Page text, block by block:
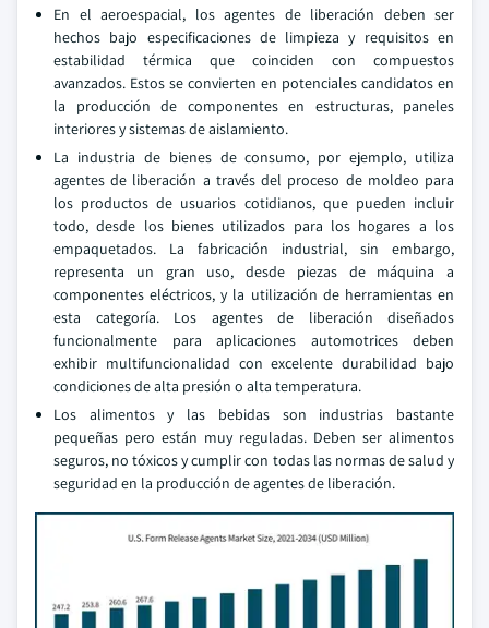
En el aeroespacial, los agentes de liberación deben ser
hechos bajo especificaciones de limpieza y requisitos en
estabilidad térmica que coinciden con compuestos
avanzados. Estos se convierten en potenciales candidatos en
la producción de componentes en estructuras, paneles
interiores y sistemas de aislamiento.
La industria de bienes de consumo, por ejemplo, utiliza
agentes de liberación a través del proceso de moldeo para
los productos de usuarios cotidianos, que pueden incluir
todo, desde los bienes utilizados para los hogares a los
empaquetados. La fabricación industrial, sin embargo,
representa un gran uso, desde piezas de máquina a
componentes eléctricos, y la utilización de herramientas en
esta categoría. Los agentes de liberación diseñados
funcionalmente para aplicaciones automotrices deben
exhibir multifuncionalidad con excelente durabilidad bajo
condiciones de alta presión o alta temperatura.
Los alimentos y las bebidas son industrias bastante
pequeñas pero están muy reguladas. Deben ser alimentos
seguros, no tóxicos y cumplir con todas las normas de salud y
seguridad en la producción de agentes de liberación.